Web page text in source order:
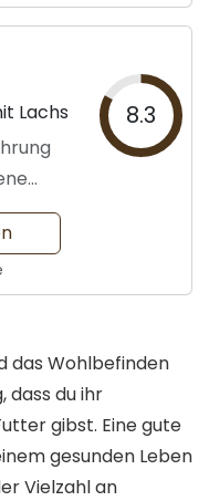
Lachs
8.3
das Wohlbefinden
dass du ihr
gibst. Eine gute
gesunden Leben
Vielzahl an